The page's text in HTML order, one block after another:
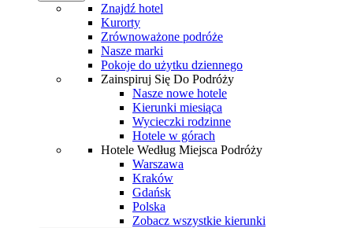
Znajdź hotel
Kurorty
Zrównoważone podróże
Nasze marki
Pokoje do użytku dziennego
Zainspiruj Się Do Podróży
Nasze nowe hotele
Kierunki miesiąca
Wycieczki rodzinne
Hotele w górach
Hotele Według Miejsca Podróży
Warszawa
Kraków
Gdańsk
Polska
Zobacz wszystkie kierunki